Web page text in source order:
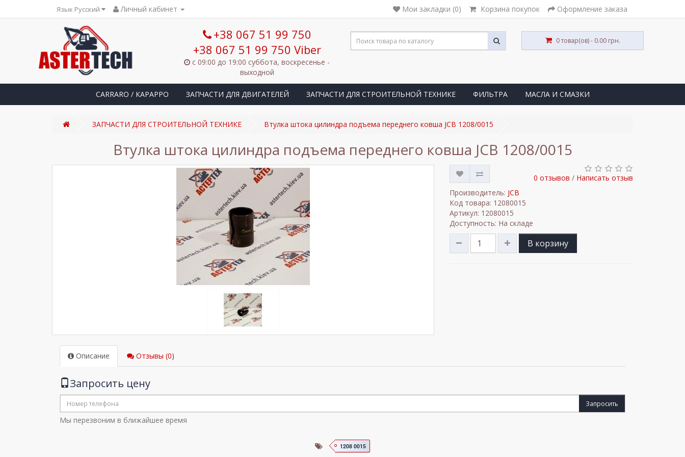
Язык Русский Личный кабинет Мои закладки (0) Корзина покупок Оформление заказа
+38 067 51 99 750
+38 067 51 99 750 Viber
с 09:00 до 19:00 суббота, воскресенье -
выходной
0 товар(ов) - 0.00 грн.
CARRARO / КАРАРРО ЗАПЧАСТИ ДЛЯ ДВИГАТЕЛЕЙ ЗАПЧАСТИ ДЛЯ СТРОИТЕЛЬНОЙ ТЕХНИКЕ ФИЛЬТРА МАСЛА И СМАЗКИ
ЗАПЧАСТИ ДЛЯ СТРОИТЕЛЬНОЙ ТЕХНИКЕ Втулка штока цилиндра подъема переднего ковша JCB 1208/0015
Втулка штока цилиндра подъема переднего ковша JCB 1208/0015
0 отзывов / Написать отзыв
Производитель: JCB
Код товара: 12080015
Артикул: 12080015
Доступность: На складе
В корзину
Описание Отзывы (0)
Запросить цену
Запросить
Мы перезвоним в ближайшее время
1208 0015